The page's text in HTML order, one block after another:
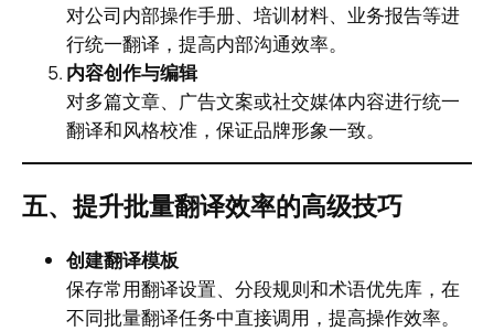
对公司内部操作手册、培训材料、业务报告等进
行统一翻译，提高内部沟通效率。
内容创作与编辑
对多篇文章、广告文案或社交媒体内容进行统一
翻译和风格校准，保证品牌形象一致。
五、提升批量翻译效率的高级技巧
创建翻译模板
保存常用翻译设置、分段规则和术语优先库，在
不同批量翻译任务中直接调用，提高操作效率。